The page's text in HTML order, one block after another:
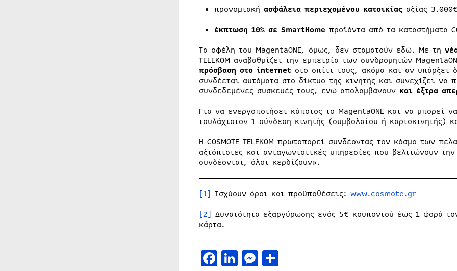
προνομιακή ασφάλεια περιεχομένου κατοικίαςαξίας
έκπτωση 10% σε SmartHome προϊόντα από τα καταστήματα
Τα οφέλη του MagentaOΝΕ, όμως, δεν σταματούν εδώ. Με τη
TELEKOM αναβαθμίζει την εμπειρία των συνδρομητών
πρόσβαση στο internet στο σπίτι τους, ακόμα και αν
συνδέεται αυτόματα στο δίκτυο της κινητής και συνεχίζει
συνδεδεμένες συσκευές τους, ενώ απολαμβάνουν και έξτρα
Για να ενεργοποιήσει κάποιος το MagentaONE και να μπορεί
τουλάχιστον 1 σύνδεση κινητής (συμβολαίου ή καρτοκινητής)
Η COSMOTE TELEKOM πρωτοπορεί συνδέοντας τον κόσμο των
αξιόπιστες και ανταγωνιστικές υπηρεσίες που βελτιώνουν
συνδέονται, όλοι κερδίζουν».
[1] Ισχύουν όροι και προϋποθέσεις: www.cosmote.gr
[2] Δυνατότητα εξαργύρωσης ενός 5€ κουπονιού έως 1 φορά
κάρτα.
Facebook
LinkedIn
Messenger
Μοιραστείτε